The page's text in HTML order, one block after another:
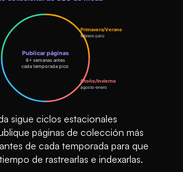
sigue ciclos estacionales
páginas de colección más
de cada temporada para que
de rastrearlas e indexarlas.